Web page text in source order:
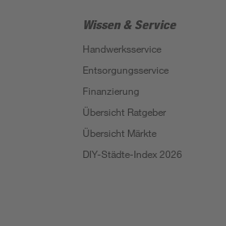
Wissen & Service
Handwerksservice
Entsorgungsservice
Finanzierung
Übersicht Ratgeber
Übersicht Märkte
DIY-Städte-Index 2026